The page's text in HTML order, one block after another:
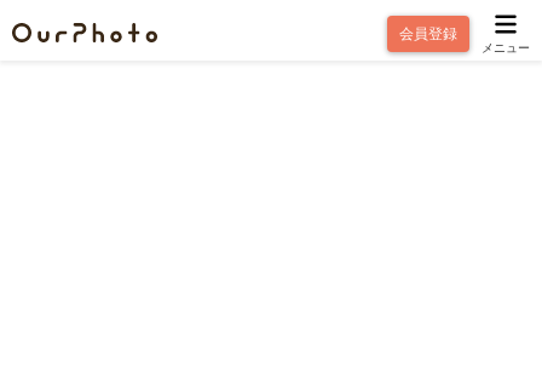
会員登録
メニュー